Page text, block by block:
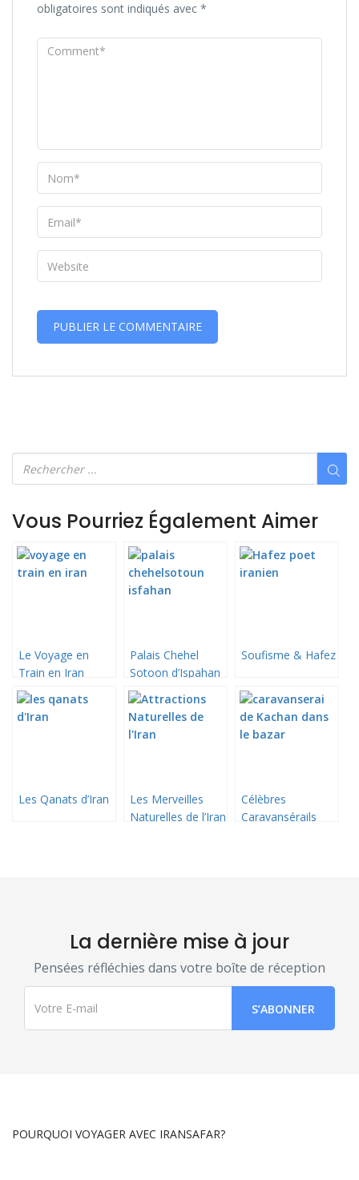
obligatoires sont indiqués avec *
Vous Pourriez Également Aimer
Le Voyage en
Train en Iran
Palais Chehel
Sotoon d’Ispahan
Soufisme & Hafez
Les Qanats d’Iran
Les Merveilles
Naturelles de l’Iran
Célèbres
Caravansérails
La dernière mise à jour
Pensées réfléchies dans votre boîte de réception
POURQUOI VOYAGER AVEC IRANSAFAR?